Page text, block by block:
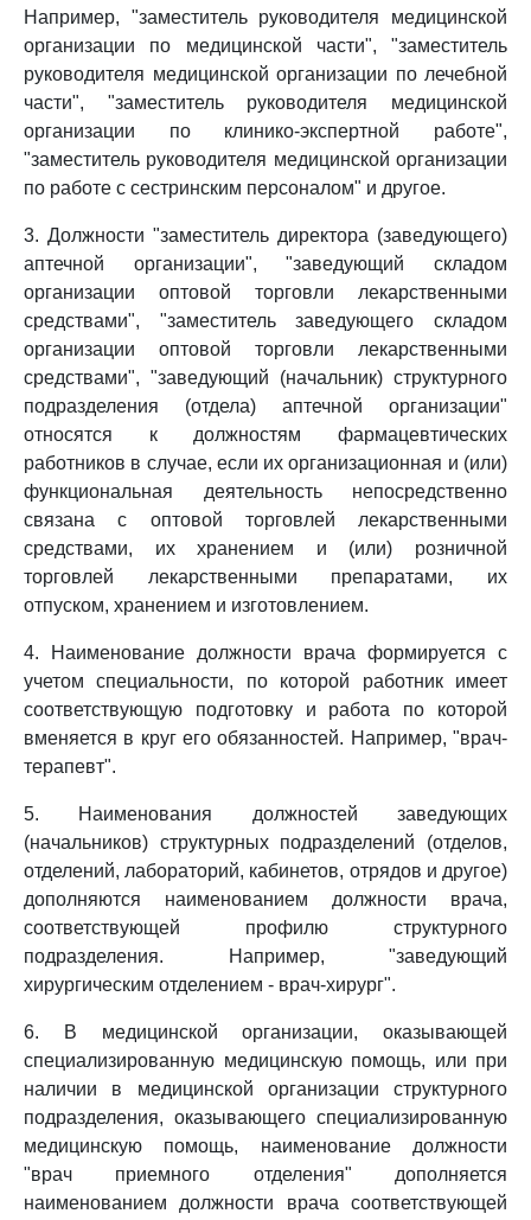
Например, "заместитель руководителя медицинской
организации по медицинской части", "заместитель
руководителя медицинской организации по лечебной
части", "заместитель руководителя медицинской
организации по клинико-экспертной работе",
"заместитель руководителя медицинской организации
по работе с сестринским персоналом" и другое.
3. Должности "заместитель директора (заведующего)
аптечной организации", "заведующий складом
организации оптовой торговли лекарственными
средствами", "заместитель заведующего складом
организации оптовой торговли лекарственными
средствами", "заведующий (начальник) структурного
подразделения (отдела) аптечной организации"
относятся к должностям фармацевтических
работников в случае, если их организационная и (или)
функциональная деятельность непосредственно
связана с оптовой торговлей лекарственными
средствами, их хранением и (или) розничной
торговлей лекарственными препаратами, их
отпуском, хранением и изготовлением.
4. Наименование должности врача формируется с
учетом специальности, по которой работник имеет
соответствующую подготовку и работа по которой
вменяется в круг его обязанностей. Например, "врач-
терапевт".
5. Наименования должностей заведующих
(начальников) структурных подразделений (отделов,
отделений, лабораторий, кабинетов, отрядов и другое)
дополняются наименованием должности врача,
соответствующей профилю структурного
подразделения. Например, "заведующий
хирургическим отделением - врач-хирург".
6. В медицинской организации, оказывающей
специализированную медицинскую помощь, или при
наличии в медицинской организации структурного
подразделения, оказывающего специализированную
медицинскую помощь, наименование должности
"врач приемного отделения" дополняется
наименованием должности врача соответствующей